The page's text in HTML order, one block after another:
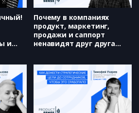
и
Почему в компаниях
продукт, маркетинг,
продажи и саппорт
ненавидят друг друга